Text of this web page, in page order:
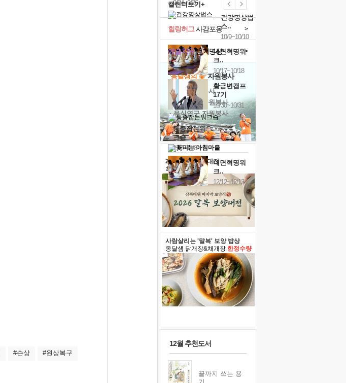
#손상 #원상복구
9/24~9/26
건강명상법
스..
10/9~10/10
내면혁명워
크..
10/17~10/18
황금변캠프
17기
10/30~10/31
통증잡는워
크숍
11/7~11/8
내면혁명워
크..
12/12~12/13
캘린더보기+
예술치유걷기명상 >
힐링허그사감포옹 >
'옹달샘의 꽃'자원봉사
· 청년 자원봉사
· 금빛청년 자원봉사
· 음식연구 자원봉사
2026 말복 보양대전
최대74%할인
사람살리는 '말복' 보양 밥상
옹달샘 닭개장&채개장 한정수량
12월 추천도서
끝까지 쓰는 용